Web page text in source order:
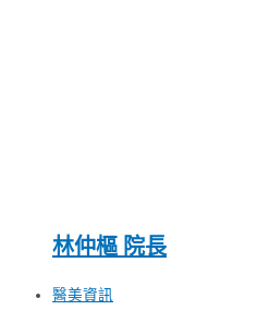
林仲樞 院長
醫美資訊